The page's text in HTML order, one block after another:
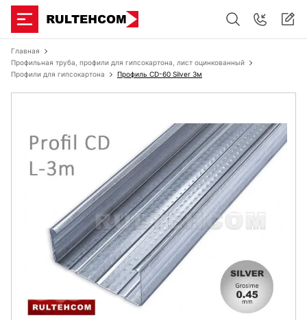
Главная
Профильная труба, профили для гипсокартона, лист оцинкованный
Профили для гипсокартона
Профиль CD-60 Silver 3м